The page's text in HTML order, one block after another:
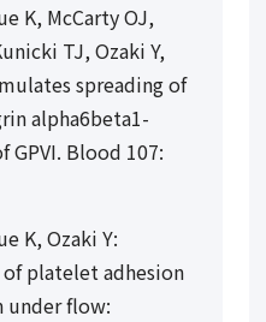
K, McCarty OJ,
TJ, Ozaki Y,
spreading of
alpha6beta1-
GPVI. Blood 107:
K, Ozaki Y:
platelet adhesion
under flow: